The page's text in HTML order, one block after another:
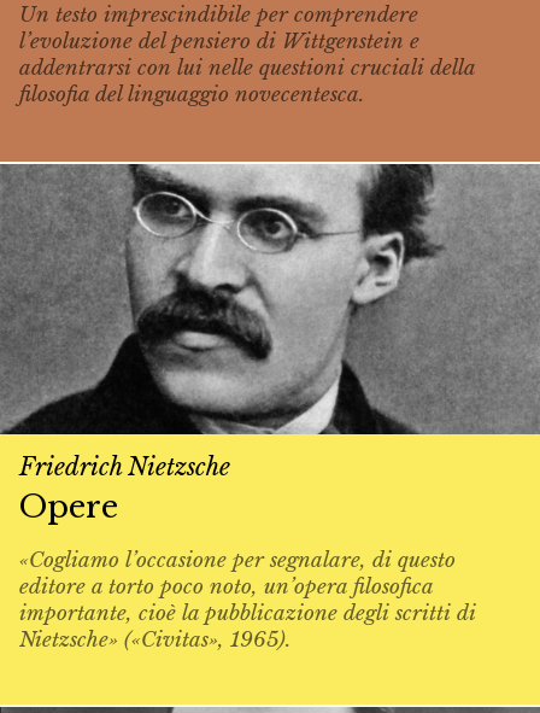
Un testo imprescindibile per comprendere
l’evoluzione del pensiero di Wittgenstein e
addentrarsi con lui nelle questioni cruciali della
filosofia del linguaggio novecentesca.
Friedrich Nietzsche
Opere
«Cogliamo l’occasione per segnalare, di questo
editore a torto poco noto, un’opera filosofica
importante, cioè la pubblicazione degli scritti di
Nietzsche» («Civitas», 1965).